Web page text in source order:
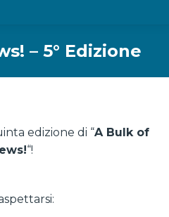
– 5° Edizione
edizione di “A Bulk of
“!